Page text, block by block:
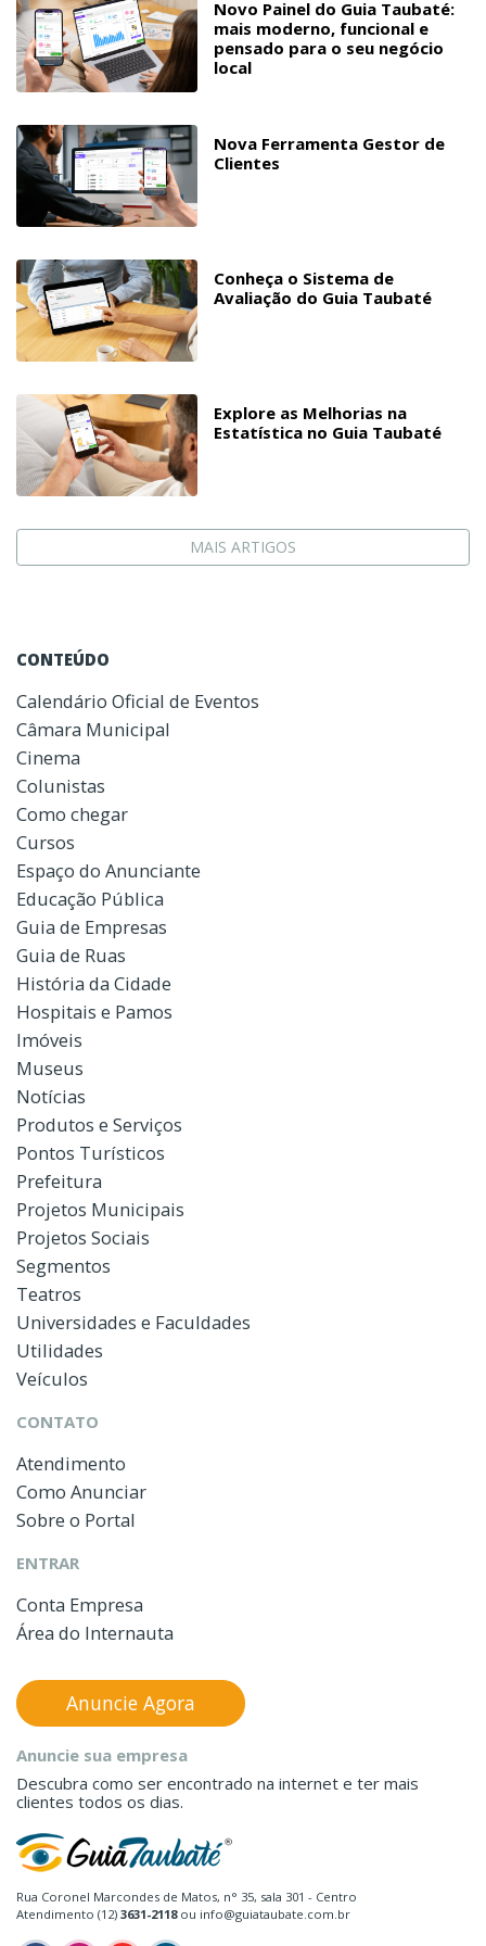
Novo Painel do Guia Taubaté:
mais moderno, funcional e
pensado para o seu negócio
local
Nova Ferramenta Gestor de
Clientes
Conheça o Sistema de
Avaliação do Guia Taubaté
Explore as Melhorias na
Estatística no Guia Taubaté
MAIS ARTIGOS
CONTEÚDO
Calendário Oficial de Eventos
Câmara Municipal
Cinema
Colunistas
Como chegar
Cursos
Espaço do Anunciante
Educação Pública
Guia de Empresas
Guia de Ruas
História da Cidade
Hospitais e Pamos
Imóveis
Museus
Notícias
Produtos e Serviços
Pontos Turísticos
Prefeitura
Projetos Municipais
Projetos Sociais
Segmentos
Teatros
Universidades e Faculdades
Utilidades
Veículos
CONTATO
Atendimento
Como Anunciar
Sobre o Portal
ENTRAR
Conta Empresa
Área do Internauta
Rua Coronel Marcondes de Matos, n° 35, sala 301 - Centro
Atendimento (12) 3631-2118ou info@guiataubate.com.br
Anuncie sua empresa
Descubra como ser encontrado na internet e ter mais
clientes todos os dias.
Anuncie Agora